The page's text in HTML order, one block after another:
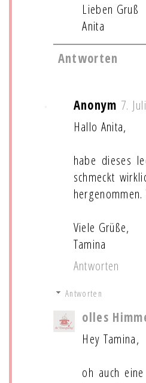
Lieben Gruß
Anita
Antworten
Anonym 7.
Hallo Anita,
habe dieses
schmeckt
Viele Grüße,
Tamina
Antworten
Antworten
olles
Hey Tamina,
oh auch